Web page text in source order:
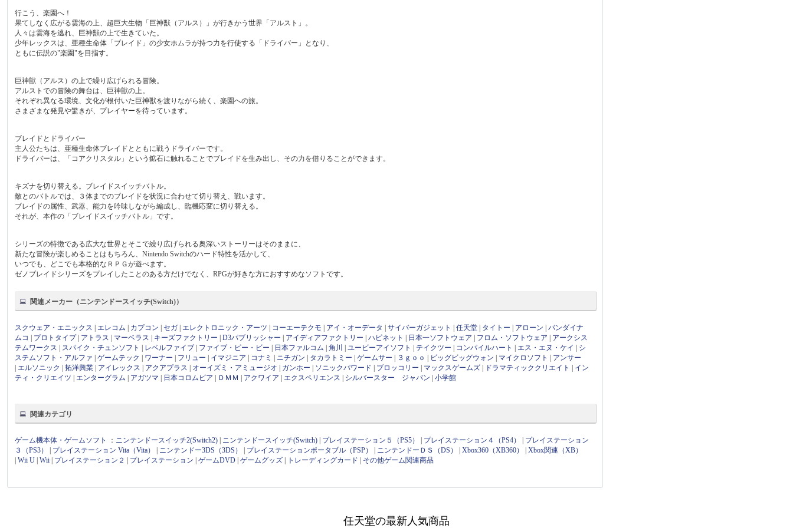
行こう、楽園へ！
果てしなく広がる雲海の上、超巨大生物「巨神獣（アルス）」が行きかう世界「アルスト」。
人々は雲海を逃れ、巨神獣の上で生きていた。
少年レックスは、亜種生命体「ブレイド」の少女ホムラが持つ力を行使する「ドライバー」となり、
ともに伝説の"楽園"を目指す。
巨神獣（アルス）の上で繰り広げられる冒険。
アルストでの冒険の舞台は、巨神獣の上。
それぞれ異なる環境、文化が根付いた巨神獣を渡りながら続く、楽園への旅。
さまざまな発見や驚きが、プレイヤーを待っています。
ブレイドとドライバー
主人公たちは、亜種生命体ブレイドとともに戦うドライバーです。
ドライバーは、「コアクリスタル」という鉱石に触れることでブレイドを生み出し、その力を借りることができます。
キズナを切り替える。ブレイドスイッチバトル。
敵とのバトルでは、３体までのブレイドを状況に合わせて切り替え、戦います。
ブレイドの属性、武器、能力を吟味しながら編成し、臨機応変に切り替える。
それが、本作の「ブレイドスイッチバトル」です。
シリーズの特徴である広大な世界とそこで繰り広げられる奥深いストーリーはそのままに、
新たな冒険が楽しめることはもちろん、Nintendo Switchのハード特性を活かして、
いつでも、どこでも本格的なＲＰＧが遊べます。
ゼノブレイドシリーズをプレイしたことのある方だけでなく、RPGが好きな方におすすめなソフトです。
関連メーカー（ニンテンドースイッチ(Switch)）
スクウェア・エニックス エレコム カプコン |セガ エレクトロニック・アーツ コーエーテクモ アイ・オーデータ |サイバーガジェット |任天堂 タイトー アローン |バンダイナ
ムコ
プロトタイプ| アトラス マーベラス キーズファクトリー |D3パブリッシャー アイディアファクトリー |ハピネット 日本一ソフトウェア フロム・ソフトウェア
アークシス
テムワークス
スパイク・チュンソフト レベルファイブ ファイブ・ピー・ビー 日本ファルコム |角川 |ユービーアイソフト テイクツー コンパイルハート エス・エヌ・ケイ
シ
ステムソフト・アルファ |ゲームテック ワーナー フリュー イマジニア コナミ ニチガン タカラトミー |ゲームサー ３ｇｏｏ ビッグビッグウォン マイクロソフト
アンサー
エルソニック |拓洋興業 アイレックス アクアプラス オーイズミ・アミュージオ ガンホー ソニックパワード ブロッコリー マックスゲームズ ドラマティッククリエイト
イン
ティ・クリエイツ
エンターグラム アガツマ 日本コロムビア ＤＭＭ アクワイア エクスペリエンス シルバースター ジャパン |小学館
関連カテゴリ
ゲーム機本体・ゲームソフト ： ニンテンドースイッチ2(Switch2) ニンテンドースイッチ(Switch) プレイステーション５（PS5） プレイステーション４（PS4）
プレイステーション
３（PS3）
プレイステーション Vita（Vita） ニンテンドー3DS（3DS） プレイステーションポータブル（PSP） ニンテンドーＤＳ（DS） |Xbox360（XB360） |Xbox関連（XB）
|Wii U |Wii プレイステーション２ プレイステーション |ゲームDVD |ゲームグッズ トレーディングカード その他ゲーム関連商品
任天堂の最新人気商品